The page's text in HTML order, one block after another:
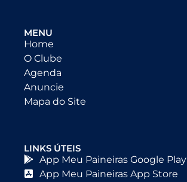
MENU
Home
O Clube
Agenda
Anuncie
Mapa do Site
LINKS ÚTEIS
App Meu Paineiras Google Play
App Meu Paineiras App Store